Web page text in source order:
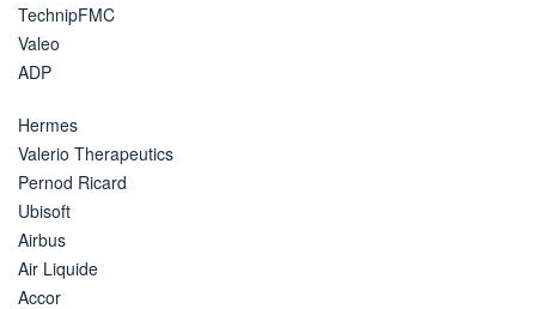
TechnipFMC
Valeo
ADP
Hermes
Valerio Therapeutics
Pernod Ricard
Ubisoft
Airbus
Air Liquide
Accor